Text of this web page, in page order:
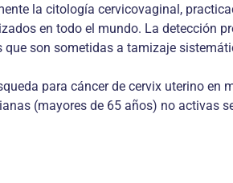
la citología cervicovaginal,
en todo el mundo. La detección
son sometidas a tamizaje
para cáncer de cervix uterino
(mayores de 65 años) no activas